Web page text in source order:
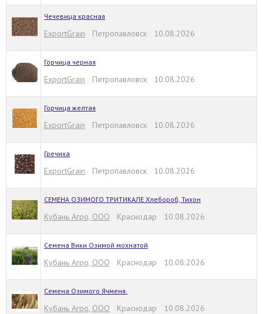
Чечевица красная
ExportGrain Петропавловск 10.08.2026
Горчица черная
ExportGrain Петропавловск 10.08.2026
Горчица желтая
ExportGrain Петропавловск 10.08.2026
Гречиха
ExportGrain Петропавловск 10.08.2026
СЕМЕНА ОЗИМОГО ТРИТИКАЛЕ Хлебороб, Тихон
Кубань Агро, ООО Краснодар 10.08.2026
Семена Вики Озимой мохнатой
Кубань Агро, ООО Краснодар 10.08.2026
Семена Озимого Ячменя.
Кубань Агро, ООО Краснодар 10.08.2026